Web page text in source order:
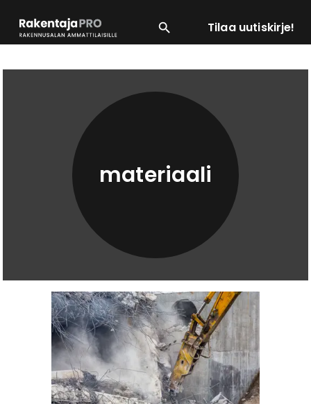
Tilaa uutiskirje!
SUOSITUIMMAT ENERGIA LVI
materiaali